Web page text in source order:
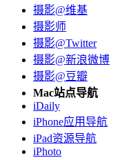
摄影@维基
摄影师
摄影@Twitter
摄影@新浪微博
摄影@豆瓣
Mac站点导航
iDaily
iPhone应用导航
iPad资源导航
iPhoto